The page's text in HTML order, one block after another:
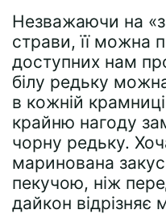
Незважаючи на
страви, її можна
доступних нам
білу редьку
в кожній
крайню нагоду
чорну редьку.
маринована
пекучою, ніж
дайкон відрізняє